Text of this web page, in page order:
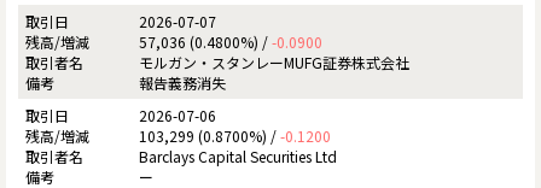
2026-07-07
57,036 (0.4800%) /-0.0900
モルガン・スタンレーMUFG証券株式会社
報告義務消失
2026-07-06
103,299 (0.8700%) /-0.1200
Barclays Capital Securities Ltd
ー